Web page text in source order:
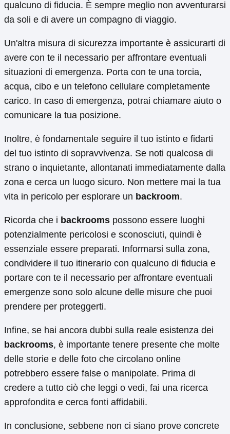
qualcuno di fiducia. È sempre meglio non avventurarsi
da soli e di avere un compagno di viaggio.
Un'altra misura di sicurezza importante è assicurarti di
avere con te il necessario per affrontare eventuali
situazioni di emergenza. Porta con te una torcia,
acqua, cibo e un telefono cellulare completamente
carico. In caso di emergenza, potrai chiamare aiuto o
comunicare la tua posizione.
Inoltre, è fondamentale seguire il tuo istinto e fidarti
del tuo istinto di sopravvivenza. Se noti qualcosa di
strano o inquietante, allontanati immediatamente dalla
zona e cerca un luogo sicuro. Non mettere mai la tua
vita in pericolo per esplorare un backroom.
Ricorda che i backrooms possono essere luoghi
potenzialmente pericolosi e sconosciuti, quindi è
essenziale essere preparati. Informarsi sulla zona,
condividere il tuo itinerario con qualcuno di fiducia e
portare con te il necessario per affrontare eventuali
emergenze sono solo alcune delle misure che puoi
prendere per proteggerti.
Infine, se hai ancora dubbi sulla reale esistenza dei
backrooms, è importante tenere presente che molte
delle storie e delle foto che circolano online
potrebbero essere false o manipolate. Prima di
credere a tutto ciò che leggi o vedi, fai una ricerca
approfondita e cerca fonti affidabili.
In conclusione, sebbene non ci siano prove concrete